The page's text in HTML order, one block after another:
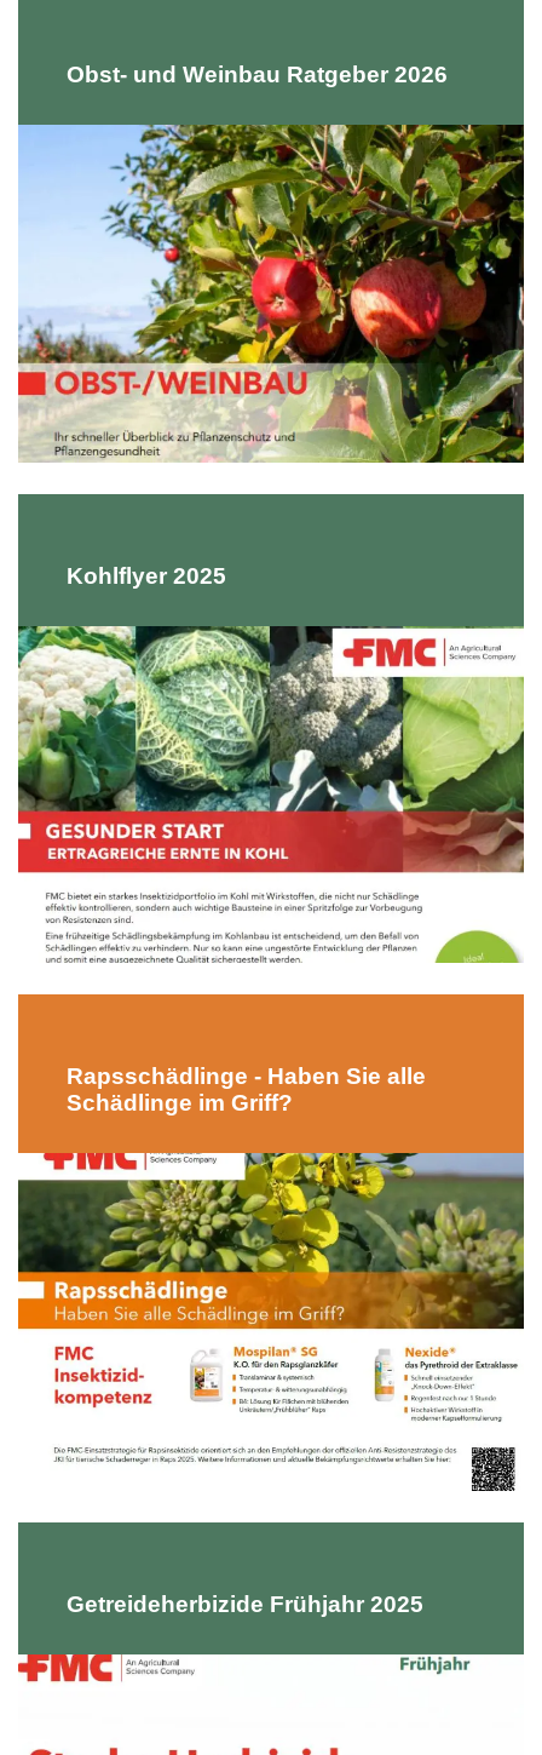
Obst- und Weinbau Ratgeber 2026
Kohlflyer 2025
Rapsschädlinge - Haben Sie alle
Schädlinge im Griff?
Getreideherbizide Frühjahr 2025